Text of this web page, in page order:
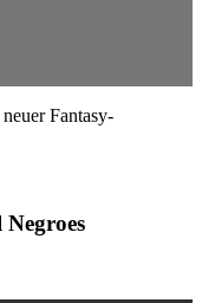
Fantasy-